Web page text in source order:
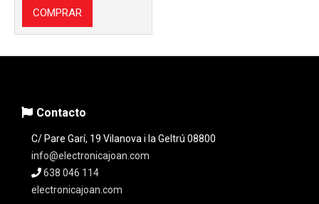
COMPRAR
Contacto
C/ Pare Garí, 19 Vilanova i la Geltrú 08800
info@electronicajoan.com
638 046 114
electronicajoan.com